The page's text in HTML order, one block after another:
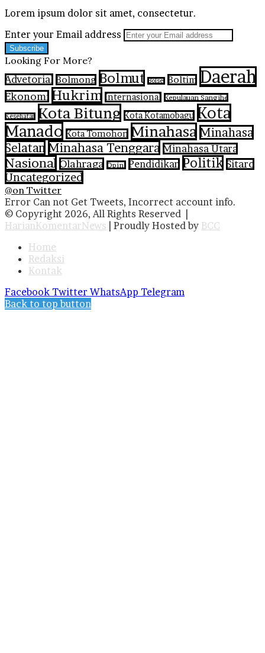
Lorem ipsum dolor sit amet, consectetur.
Enter your Email address
Looking For More?
Advetorial Bolmong Bolmut Bolsel Boltim Daerah
Ekonomi Hukrim Internasional Kepulauan Sangihe
Kesehatan Kota Bitung Kota Kotamobagu Kota
Manado Kota Tomohon Minahasa Minahasa
Selatan Minahasa Tenggara Minahasa Utara
Nasional Olahraga Opini Pendidikan Politik Sitaro
Uncategorized
@on Twitter
Error Can not Get Tweets, Incorrect account info.
© Copyright 2026, All Rights Reserved |
HarianKomentarNews | Proudly Hosted by BCC
Home
Redaksi
Kontak
Facebook Twitter WhatsApp Telegram
Back to top button